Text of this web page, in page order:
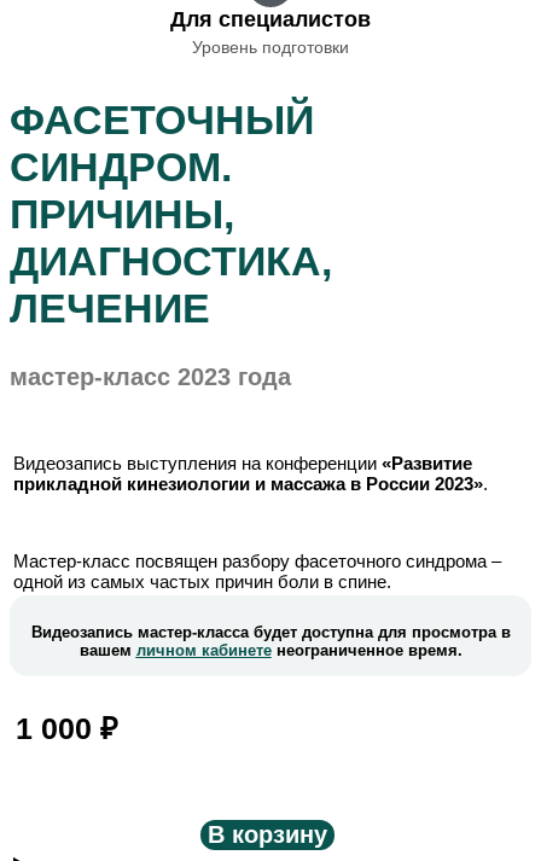
Для специалистов
Уровень подготовки
ФАСЕТОЧНЫЙ
СИНДРОМ.
ПРИЧИНЫ,
ДИАГНОСТИКА,
ЛЕЧЕНИЕ
мастер-класс 2023 года
Видеозапись выступления на конференции «Развитие
прикладной кинезиологии и массажа в России 2023».
Мастер-класс посвящен разбору фасеточного синдрома –
одной из самых частых причин боли в спине.
Видеозапись мастер-класса будет доступна для просмотра в
вашем личном кабинетенеограниченное время.
1 000 ₽
В корзину